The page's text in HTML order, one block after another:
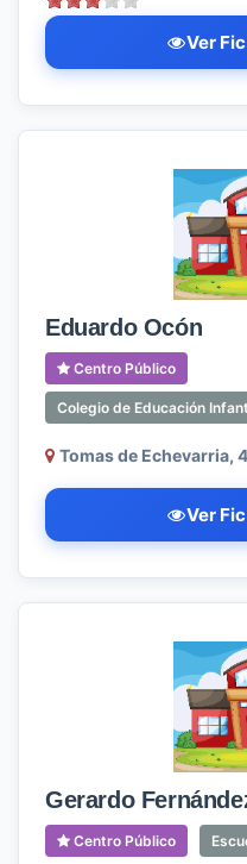
Ver
Eduardo Ocón
Centro Público
Colegio de Educación
Tomas de Echevarria, 4
Ver
Gerardo
Centro Público